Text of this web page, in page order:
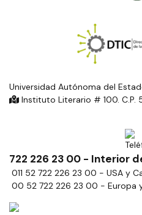
Universidad Autónoma del
Instituto Literario # 100.
722 226 23 00 - Interior
011 52 722 226 23 00 - USA y
00 52 722 226 23 00 - Europa